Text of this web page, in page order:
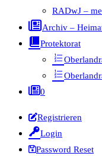
RADwJ –
Archiv –
Protektorat
0
Registrieren
Login
Password Reset